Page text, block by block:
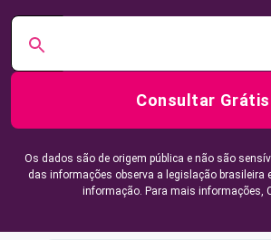
Consultar Grátis
Os dados são de origem pública e não são
das informações observa a legislação brasileira
informação. Para mais informações,